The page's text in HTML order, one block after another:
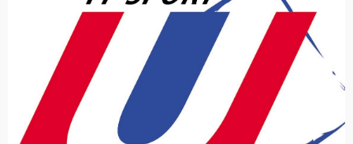
"J’effectue cette alternance au Comité régional
de sport universitaire où je mets à profit mes
connaissances et compétences dans les
domaines du webmarketing, de la communication
(interne et externe) et de la gestion
d’événements sportifs."